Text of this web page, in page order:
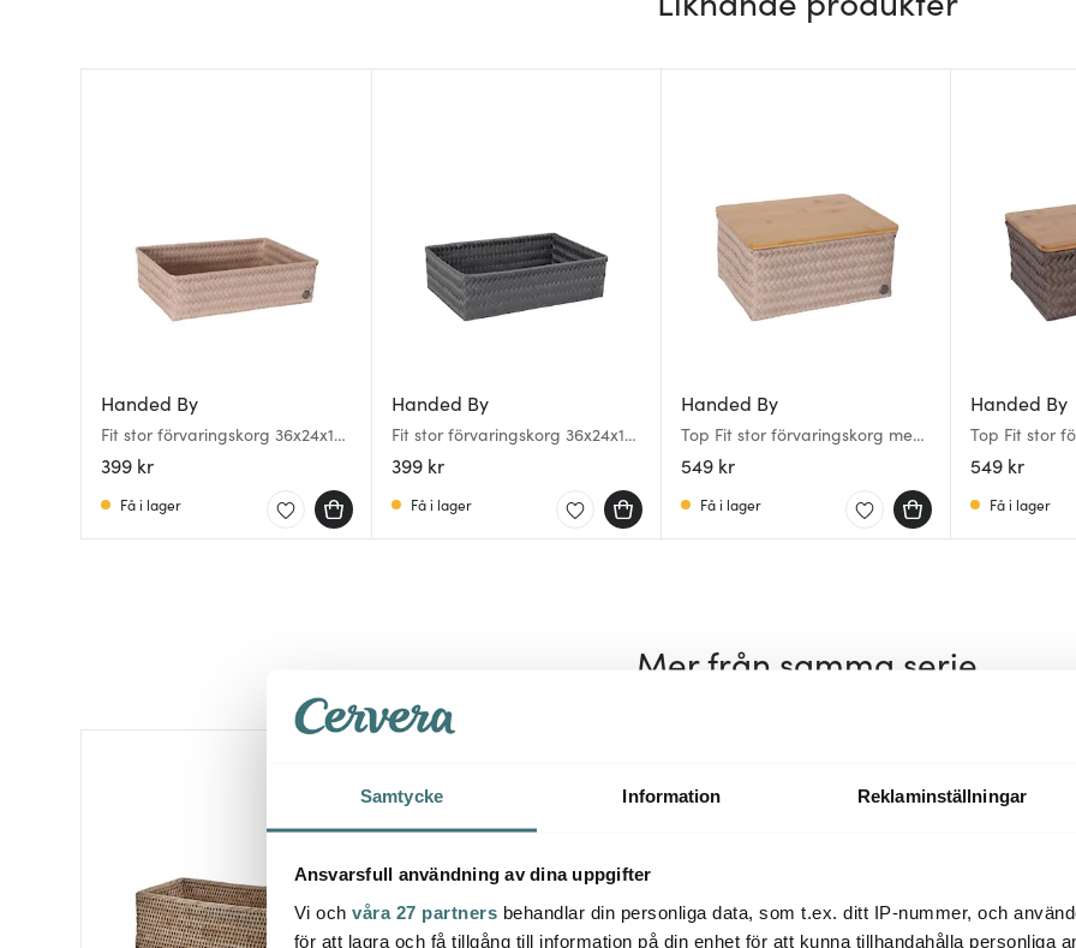
Samtycke Information Reklaminställningar
Ansvarsfull användning av dina uppgifter
Vi och våra 27 partners behandlar din personliga data, som t.ex. ditt IP-nummer, och
för att lagra och få tillgång till information på din enhet för att kunna tillhandahålla personliga
Handed By
Fit stor förvaringskorg 36x24x10
cm caffè latte
399 kr
Få i lager
Handed By
Fit stor förvaringskorg 36x24x10
cm dark grey
399 kr
Få i lager
Handed By
Top Fit stor förvaringskorg med
lock 31x23x15 cm caffè latte
549 kr
Få i lager
Handed By
Top Fit stor
lock 31x23x15
549 kr
Få i lager
Mer från samma serie